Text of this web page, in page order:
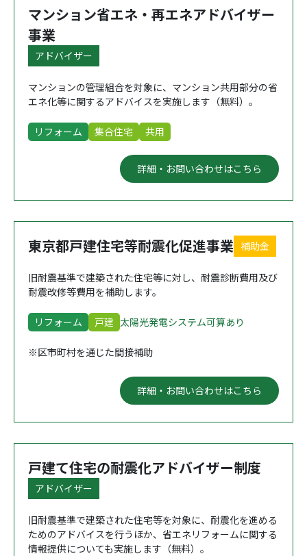
マンション省エネ・再エネアドバイザー
事業
アドバイザー
マンションの管理組合を対象に、マンション共用部分の省
エネ化等に関するアドバイスを実施します（無料）。
リフォーム 集合住宅 共用
詳細・お問い合わせはこちら
東京都戸建住宅等耐震化促進事業 補助金
旧耐震基準で建築された住宅等に対し、耐震診断費用及び
耐震改修等費用を補助します。
リフォーム 戸建 太陽光発電システム可算あり
※区市町村を通じた間接補助
詳細・お問い合わせはこちら
戸建て住宅の耐震化アドバイザー制度
アドバイザー
旧耐震基準で建築された住宅等を対象に、耐震化を進める
ためのアドバイスを行うほか、省エネリフォームに関する
情報提供についても実施します（無料）。